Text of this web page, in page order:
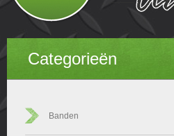
Categorieën
Banden